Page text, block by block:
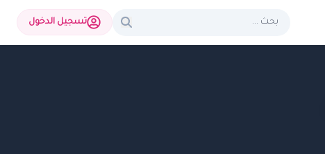
تسجيل الدخول